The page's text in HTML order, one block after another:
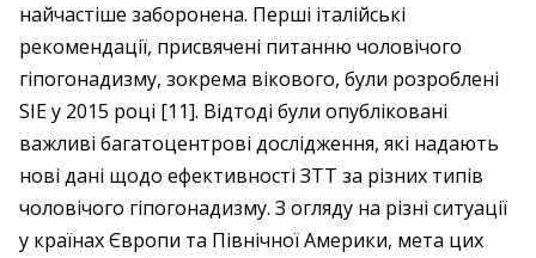
найчастіше заборонена. Перші італійські
рекомендації, присвячені питанню чоловічого
гіпогонадизму, зокрема вікового, були розроблені
SIE у 2015 році [11]. Відтоді були опубліковані
важливі багатоцентрові дослідження, які надають
нові дані щодо ефективності ЗТТ за різних типів
чоловічого гіпогонадизму. З огляду на різні ситуації
у країнах Європи та Північної Америки, мета цих